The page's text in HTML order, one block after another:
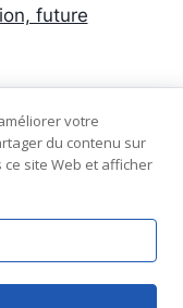
future
votre
du contenu sur
site Web et afficher